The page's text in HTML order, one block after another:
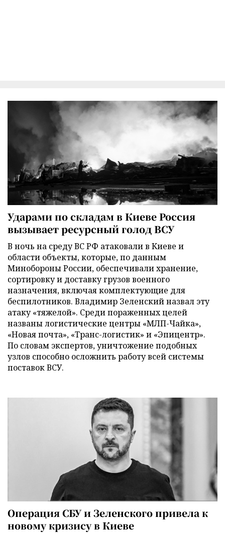
Ударами по складам в Киеве Россия
вызывает ресурсный голод ВСУ
В ночь на среду ВС РФ атаковали в Киеве и
области объекты, которые, по данным
Минобороны России, обеспечивали хранение,
сортировку и доставку грузов военного
назначения, включая комплектующие для
беспилотников. Владимир Зеленский назвал эту
атаку «тяжелой». Среди пораженных целей
названы логистические центры «МЛП-Чайка»,
«Новая почта», «Транс-логистик» и «Эпицентр».
По словам экспертов, уничтожение подобных
узлов способно осложнить работу всей системы
поставок ВСУ.
Операция СБУ и Зеленского привела к
новому кризису в Киеве